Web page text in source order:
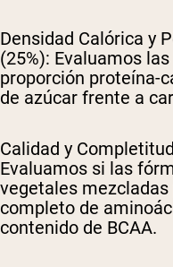
Densidad Calórica y
(25%): Evaluamos
proporción proteína-
de azúcar frente a
Calidad y
Evaluamos si las
vegetales mezcladas
completo de
contenido de BCAA.